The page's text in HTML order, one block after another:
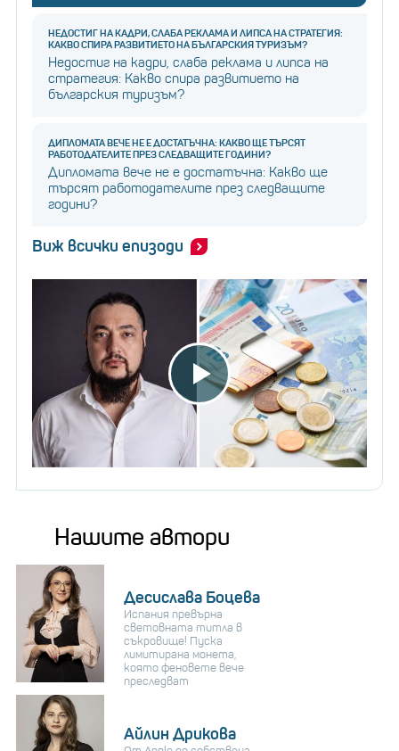
НЕДОСТИГ НА КАДРИ, СЛАБА РЕКЛАМА И ЛИПСА НА СТРАТЕГИЯ:
КАКВО СПИРА РАЗВИТИЕТО НА БЪЛГАРСКИЯ ТУРИЗЪМ?
Недостиг на кадри, слаба реклама и липса на
стратегия: Какво спира развитието на
българския туризъм?
ДИПЛОМАТА ВЕЧЕ НЕ Е ДОСТАТЪЧНА: КАКВО ЩЕ ТЪРСЯТ
РАБОТОДАТЕЛИТЕ ПРЕЗ СЛЕДВАЩИТЕ ГОДИНИ?
Дипломата вече не е достатъчна: Какво ще
търсят работодателите през следващите
години?
Виж всички епизоди
Нашите автори
Десислава Боцева
Испания превърна
световната титла в
съкровище! Пуска
лимитирана монета,
която феновете вече
преследват
Айлин Дрикова